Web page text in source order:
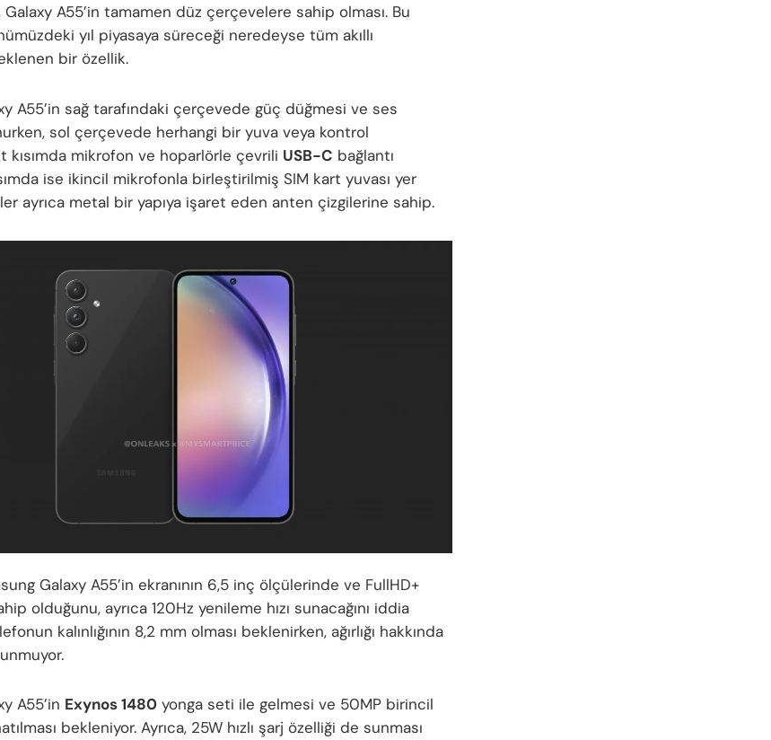
A55’in tamamen düz çerçevelere sahip olması. Bu
yıl piyasaya süreceği neredeyse tüm akıllı
bir özellik.
A55’in sağ tarafındaki çerçevede güç düğmesi ve ses
sol çerçevede herhangi bir yuva veya kontrol
kısımda mikrofon ve hoparlörle çevrili USB-C bağlantı
ise ikincil mikrofonla birleştirilmiş SIM kart yuvası yer
ayrıca metal bir yapıya işaret eden anten çizgilerine sahip.
Galaxy A55’in ekranının 6,5 inç ölçülerinde ve FullHD+
olduğunu, ayrıca 120Hz yenileme hızı sunacağını iddia
kalınlığının 8,2 mm olması beklenirken, ağırlığı hakkında
A55’in Exynos 1480 yonga seti ile gelmesi ve 50MP birincil
bekleniyor. Ayrıca, 25W hızlı şarj özelliği de sunması